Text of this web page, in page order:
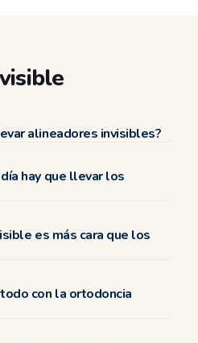
alineadores invisibles?
hay que llevar los
es más cara que los
con la ortodoncia